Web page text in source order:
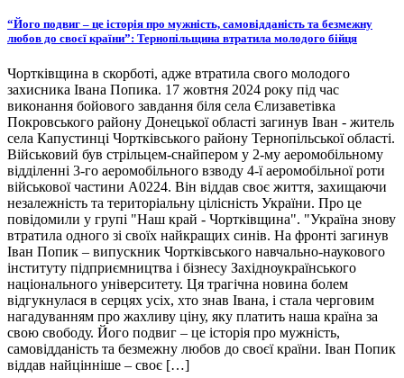
“Його подвиг – це історія про мужність, самовідданість та безмежну
любов до своєї країни”: Тернопільщина втратила молодого бійця
Чортківщина в скорботі, адже втратила свого молодого
захисника Івана Попика. 17 жовтня 2024 року під час
виконання бойового завдання біля села Єлизаветівка
Покровського району Донецької області загинув Іван - житель
села Капустинці Чортківського району Тернопільської області.
Військовий був стрільцем-снайпером у 2-му аеромобільному
відділенні 3-го аеромобільного взводу 4-ї аеромобільної роти
військової частини А0224. Він віддав своє життя, захищаючи
незалежність та територіальну цілісність України. Про це
повідомили у групі "Наш край - Чортківщина". "Україна знову
втратила одного зі своїх найкращих синів. На фронті загинув
Іван Попик – випускник Чортківського навчально-наукового
інституту підприємництва і бізнесу Західноукраїнського
національного університету. Ця трагічна новина болем
відгукнулася в серцях усіх, хто знав Івана, і стала черговим
нагадуванням про жахливу ціну, яку платить наша країна за
свою свободу. Його подвиг – це історія про мужність,
самовідданість та безмежну любов до своєї країни. Іван Попик
віддав найцінніше – своє […]